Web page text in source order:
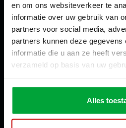
en om ons websiteverkeer te
informatie over uw gebruik van
partners voor social media,
partners kunnen deze
informatie die u aan ze heeft
verzameld op basis van uw
Alles
Sitemap
Home
Contact
+49 (0)3222 – 10 91 453
Contact
+31 (0) 229 30 40 40
info@noltemezzanine.com
KVK: 37140785